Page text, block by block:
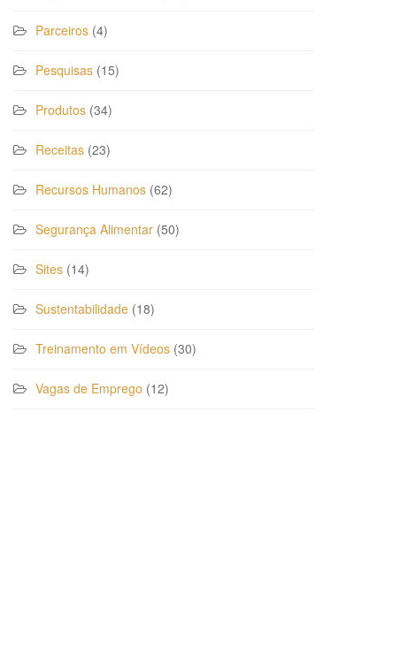
Parceiros (4)
Pesquisas (15)
Produtos (34)
Receitas (23)
Recursos Humanos (62)
Segurança Alimentar (50)
Sites (14)
Sustentabilidade (18)
Treinamento em Vídeos (30)
Vagas de Emprego (12)